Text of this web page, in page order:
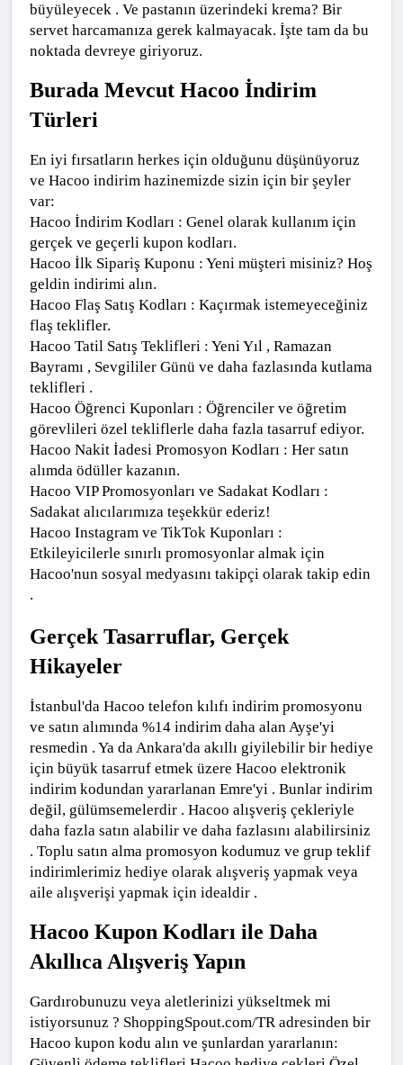
büyüleyecek . Ve pastanın üzerindeki krema? Bir
servet harcamanıza gerek kalmayacak. İşte tam da bu
noktada devreye giriyoruz.
Burada Mevcut Hacoo İndirim
Türleri
En iyi fırsatların herkes için olduğunu düşünüyoruz
ve Hacoo indirim hazinemizde sizin için bir şeyler
var:
Hacoo İndirim Kodları : Genel olarak kullanım için
gerçek ve geçerli kupon kodları.
Hacoo İlk Sipariş Kuponu : Yeni müşteri misiniz? Hoş
geldin indirimi alın.
Hacoo Flaş Satış Kodları : Kaçırmak istemeyeceğiniz
flaş teklifler.
Hacoo Tatil Satış Teklifleri : Yeni Yıl , Ramazan
Bayramı , Sevgililer Günü ve daha fazlasında kutlama
teklifleri .
Hacoo Öğrenci Kuponları : Öğrenciler ve öğretim
görevlileri özel tekliflerle daha fazla tasarruf ediyor.
Hacoo Nakit İadesi Promosyon Kodları : Her satın
alımda ödüller kazanın.
Hacoo VIP Promosyonları ve Sadakat Kodları :
Sadakat alıcılarımıza teşekkür ederiz!
Hacoo Instagram ve TikTok Kuponları :
Etkileyicilerle sınırlı promosyonlar almak için
Hacoo'nun sosyal medyasını takipçi olarak takip edin
.
Gerçek Tasarruflar, Gerçek
Hikayeler
İstanbul'da Hacoo telefon kılıfı indirim promosyonu
ve satın alımında %14 indirim daha alan Ayşe'yi
resmedin . Ya da Ankara'da akıllı giyilebilir bir hediye
için büyük tasarruf etmek üzere Hacoo elektronik
indirim kodundan yararlanan Emre'yi . Bunlar indirim
değil, gülümsemelerdir . Hacoo alışveriş çekleriyle
daha fazla satın alabilir ve daha fazlasını alabilirsiniz
. Toplu satın alma promosyon kodumuz ve grup teklif
indirimlerimiz hediye olarak alışveriş yapmak veya
aile alışverişi yapmak için idealdir .
Hacoo Kupon Kodları ile Daha
Akıllıca Alışveriş Yapın
Gardırobunuzu veya aletlerinizi yükseltmek mi
istiyorsunuz ? ShoppingSpout.com/TR adresinden bir
Hacoo kupon kodu alın ve şunlardan yararlanın: